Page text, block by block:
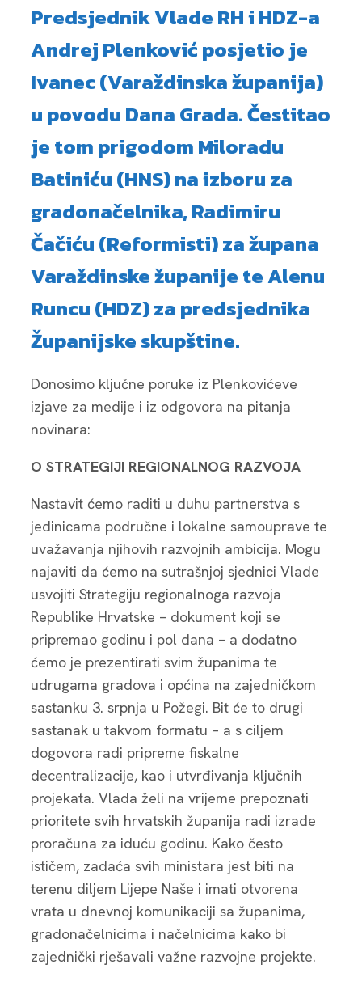
Predsjednik Vlade RH i HDZ-a
Andrej Plenković posjetio je
Ivanec (Varaždinska županija)
u povodu Dana Grada. Čestitao
je tom prigodom Miloradu
Batiniću (HNS) na izboru za
gradonačelnika, Radimiru
Čačiću (Reformisti) za župana
Varaždinske županije te Alenu
Runcu (HDZ) za predsjednika
Županijske skupštine.
Donosimo ključne poruke iz Plenkovićeve
izjave za medije i iz odgovora na pitanja
novinara:
O STRATEGIJI REGIONALNOG RAZVOJA
Nastavit ćemo raditi u duhu partnerstva s
jedinicama područne i lokalne samouprave te
uvažavanja njihovih razvojnih ambicija. Mogu
najaviti da ćemo na sutrašnjoj sjednici Vlade
usvojiti Strategiju regionalnoga razvoja
Republike Hrvatske – dokument koji se
pripremao godinu i pol dana – a dodatno
ćemo je prezentirati svim županima te
udrugama gradova i općina na zajedničkom
sastanku 3. srpnja u Požegi. Bit će to drugi
sastanak u takvom formatu – a s ciljem
dogovora radi pripreme fiskalne
decentralizacije, kao i utvrđivanja ključnih
projekata. Vlada želi na vrijeme prepoznati
prioritete svih hrvatskih županija radi izrade
proračuna za iduću godinu. Kako često
ističem, zadaća svih ministara jest biti na
terenu diljem Lijepe Naše i imati otvorena
vrata u dnevnoj komunikaciji sa županima,
gradonačelnicima i načelnicima kako bi
zajednički rješavali važne razvojne projekte.